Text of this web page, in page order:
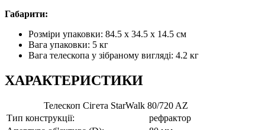
Габарити:
Розміри упаковки: 84.5 x 34.5 x 14.5 см
Вага упаковки: 5 кг
Вага телескопа у зібраному вигляді: 4.2 кг
ХАРАКТЕРИСТИКИ
Телескоп Сігета StarWalk 80/720 AZ
Тип конструкції:
рефрактор